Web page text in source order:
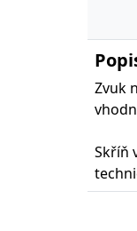
Zvuk
Skříň